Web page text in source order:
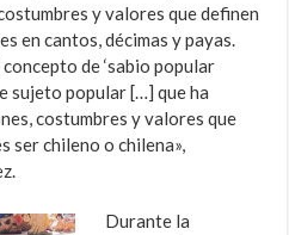
y valores que definen
en cantos, décimas y payas.
de ‘sabio popular
sujeto popular […] que ha
costumbres y valores que
ser chileno o chilena»,
Durante la